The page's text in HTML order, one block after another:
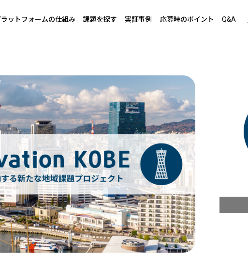
ラットフォームの仕組み 課題を探す 実証事例 応募時のポイント Q&A